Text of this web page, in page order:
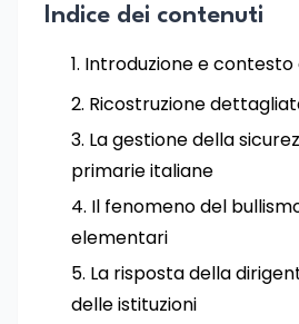
Indice dei contenuti
Introduzione e contesto
Ricostruzione
La gestione della
primarie italiane
Il fenomeno del
elementari
La risposta della
delle istituzioni